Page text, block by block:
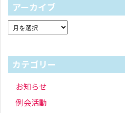
アーカイブ
カテゴリー
お知らせ
例会活動